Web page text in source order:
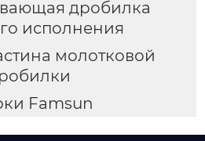
дробилка
исполнения
молотковой
Famsun